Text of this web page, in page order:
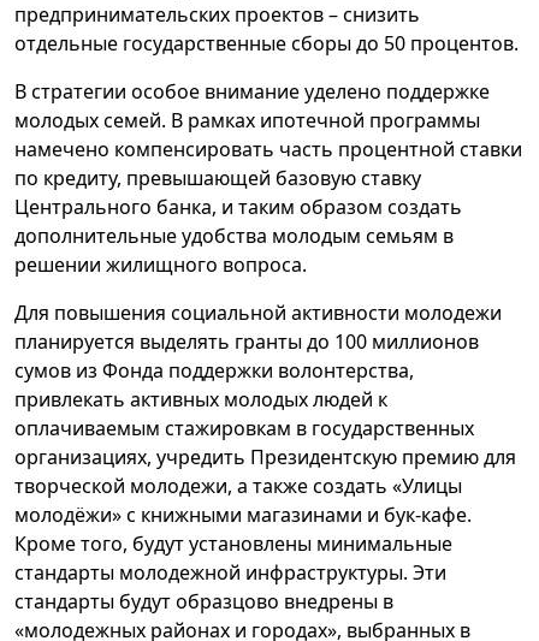
предпринимательских проектов – снизить
отдельные государственные сборы до 50 процентов.
В стратегии особое внимание уделено поддержке
молодых семей. В рамках ипотечной программы
намечено компенсировать часть процентной ставки
по кредиту, превышающей базовую ставку
Центрального банка, и таким образом создать
дополнительные удобства молодым семьям в
решении жилищного вопроса.
Для повышения социальной активности молодежи
планируется выделять гранты до 100 миллионов
сумов из Фонда поддержки волонтерства,
привлекать активных молодых людей к
оплачиваемым стажировкам в государственных
организациях, учредить Президентскую премию для
творческой молодежи, а также создать «Улицы
молодёжи» с книжными магазинами и бук-кафе.
Кроме того, будут установлены минимальные
стандарты молодежной инфраструктуры. Эти
стандарты будут образцово внедрены в
«молодежных районах и городах», выбранных в